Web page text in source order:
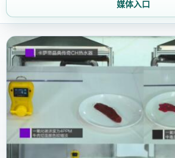
媒体入口
首页 家居资讯
家居风水 家居欣赏
时尚饰家 装修设计
家具知识 家居文化